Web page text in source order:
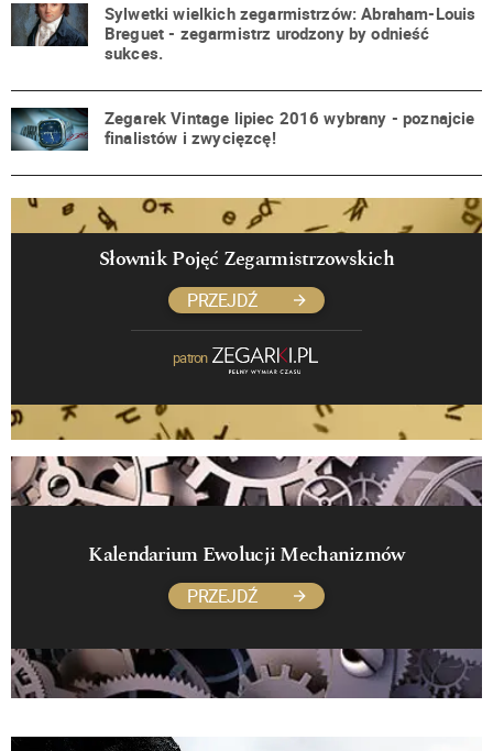
Sylwetki wielkich zegarmistrzów: Abraham-Louis
Breguet - zegarmistrz urodzony by odnieść
sukces.
Zegarek Vintage lipiec 2016 wybrany - poznajcie
finalistów i zwycięzcę!
Słownik Pojęć Zegarmistrzowskich
PRZEJDŹ
patron
Kalendarium Ewolucji Mechanizmów
PRZEJDŹ